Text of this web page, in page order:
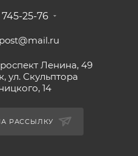
745-25-76
Ленина, 49
ул. Скульптора
14
РАССЫЛКУ